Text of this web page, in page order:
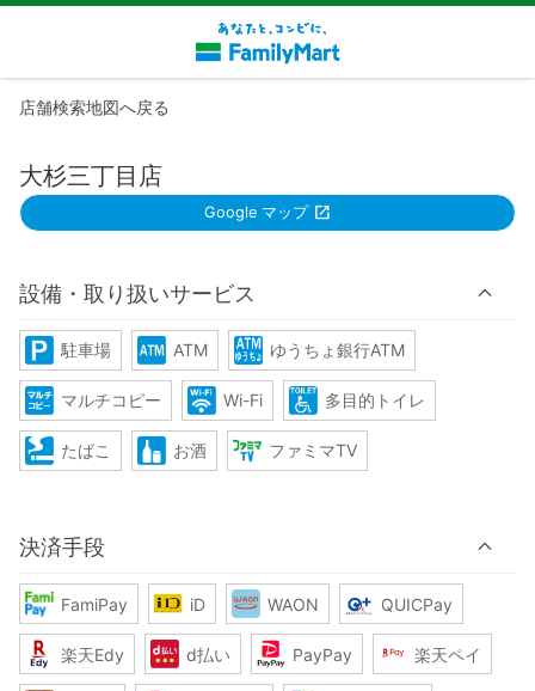
店舗検索地図へ戻る
大杉三丁目店
Google マップ
設備・取り扱いサービス
駐車場 ATM ゆうちょ銀行ATM
マルチコピー Wi-Fi 多目的トイレ
たばこ お酒 ファミマTV
決済手段
FamiPay iD WAON QUICPay
楽天Edy d払い PayPay 楽天ペイ